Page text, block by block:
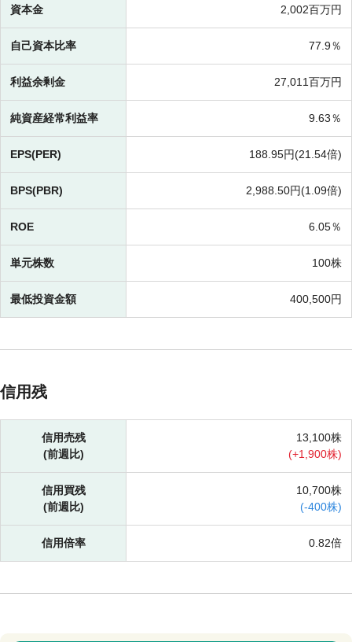
資本金 2,002百万円
自己資本比率 77.9％
利益余剰金 27,011百万円
純資産経常利益率 9.63％
EPS(PER) 188.95円(21.54倍)
BPS(PBR) 2,988.50円(1.09倍)
ROE 6.05％
単元株数 100株
最低投資金額 400,500円
信用残
信用売残
(前週比)
13,100株
(+1,900株)
信用買残
(前週比)
10,700株
(-400株)
信用倍率 0.82倍